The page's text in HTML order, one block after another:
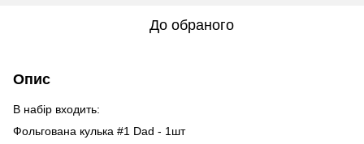
До обраного
Опис
В набір входить:
Фольгована кулька #1 Dad - 1шт